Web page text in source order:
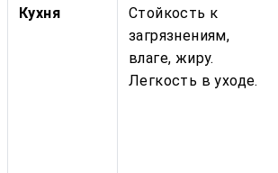
Кухня
Стойкость к
загрязнениям,
влаге, жиру.
Легкость в уходе.